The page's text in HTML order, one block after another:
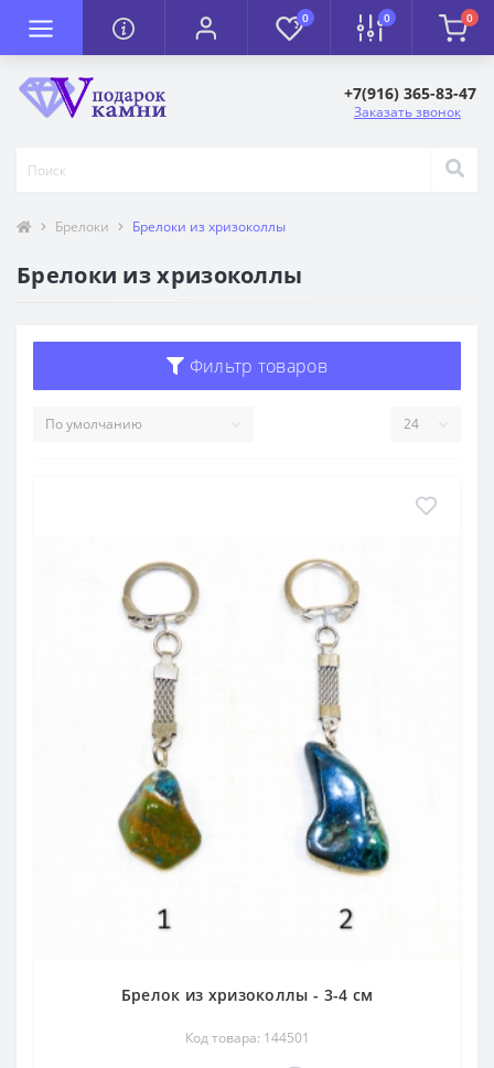
0 0 0
+7(916) 365-83-47
Заказать звонок
Брелоки Брелоки из хризоколлы
Брелоки из хризоколлы
Фильтр товаров
Брелок из хризоколлы - 3-4 см
Код товара: 144501